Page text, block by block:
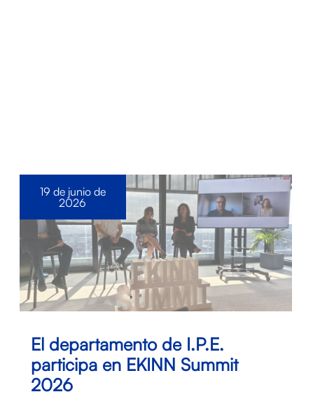
El departamento de I.P.E.
participa en EKINN Summit
2026
19 de junio de
2026